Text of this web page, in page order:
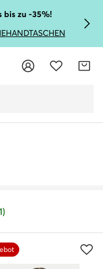
bis zu -35%!
HANDTASCHEN